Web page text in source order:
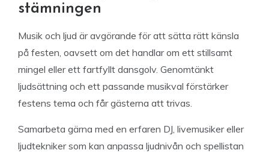
stämningen
Musik och ljud är avgörande för att sätta rätt känsla
på festen, oavsett om det handlar om ett stillsamt
mingel eller ett fartfyllt dansgolv. Genomtänkt
ljudsättning och ett passande musikval förstärker
festens tema och får gästerna att trivas.
Samarbeta gärna med en erfaren DJ, livemusiker eller
ljudtekniker som kan anpassa ljudnivån och spellistan